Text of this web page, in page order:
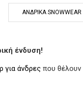
ΑΝΔΡΙΚΑ SNOWWEAR
ένδυση!
για άνδρες που θέλουν